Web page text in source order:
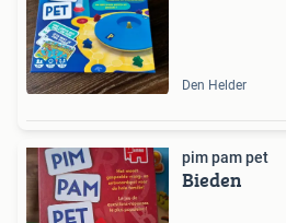
Den Helder
pim pam pet
Bieden